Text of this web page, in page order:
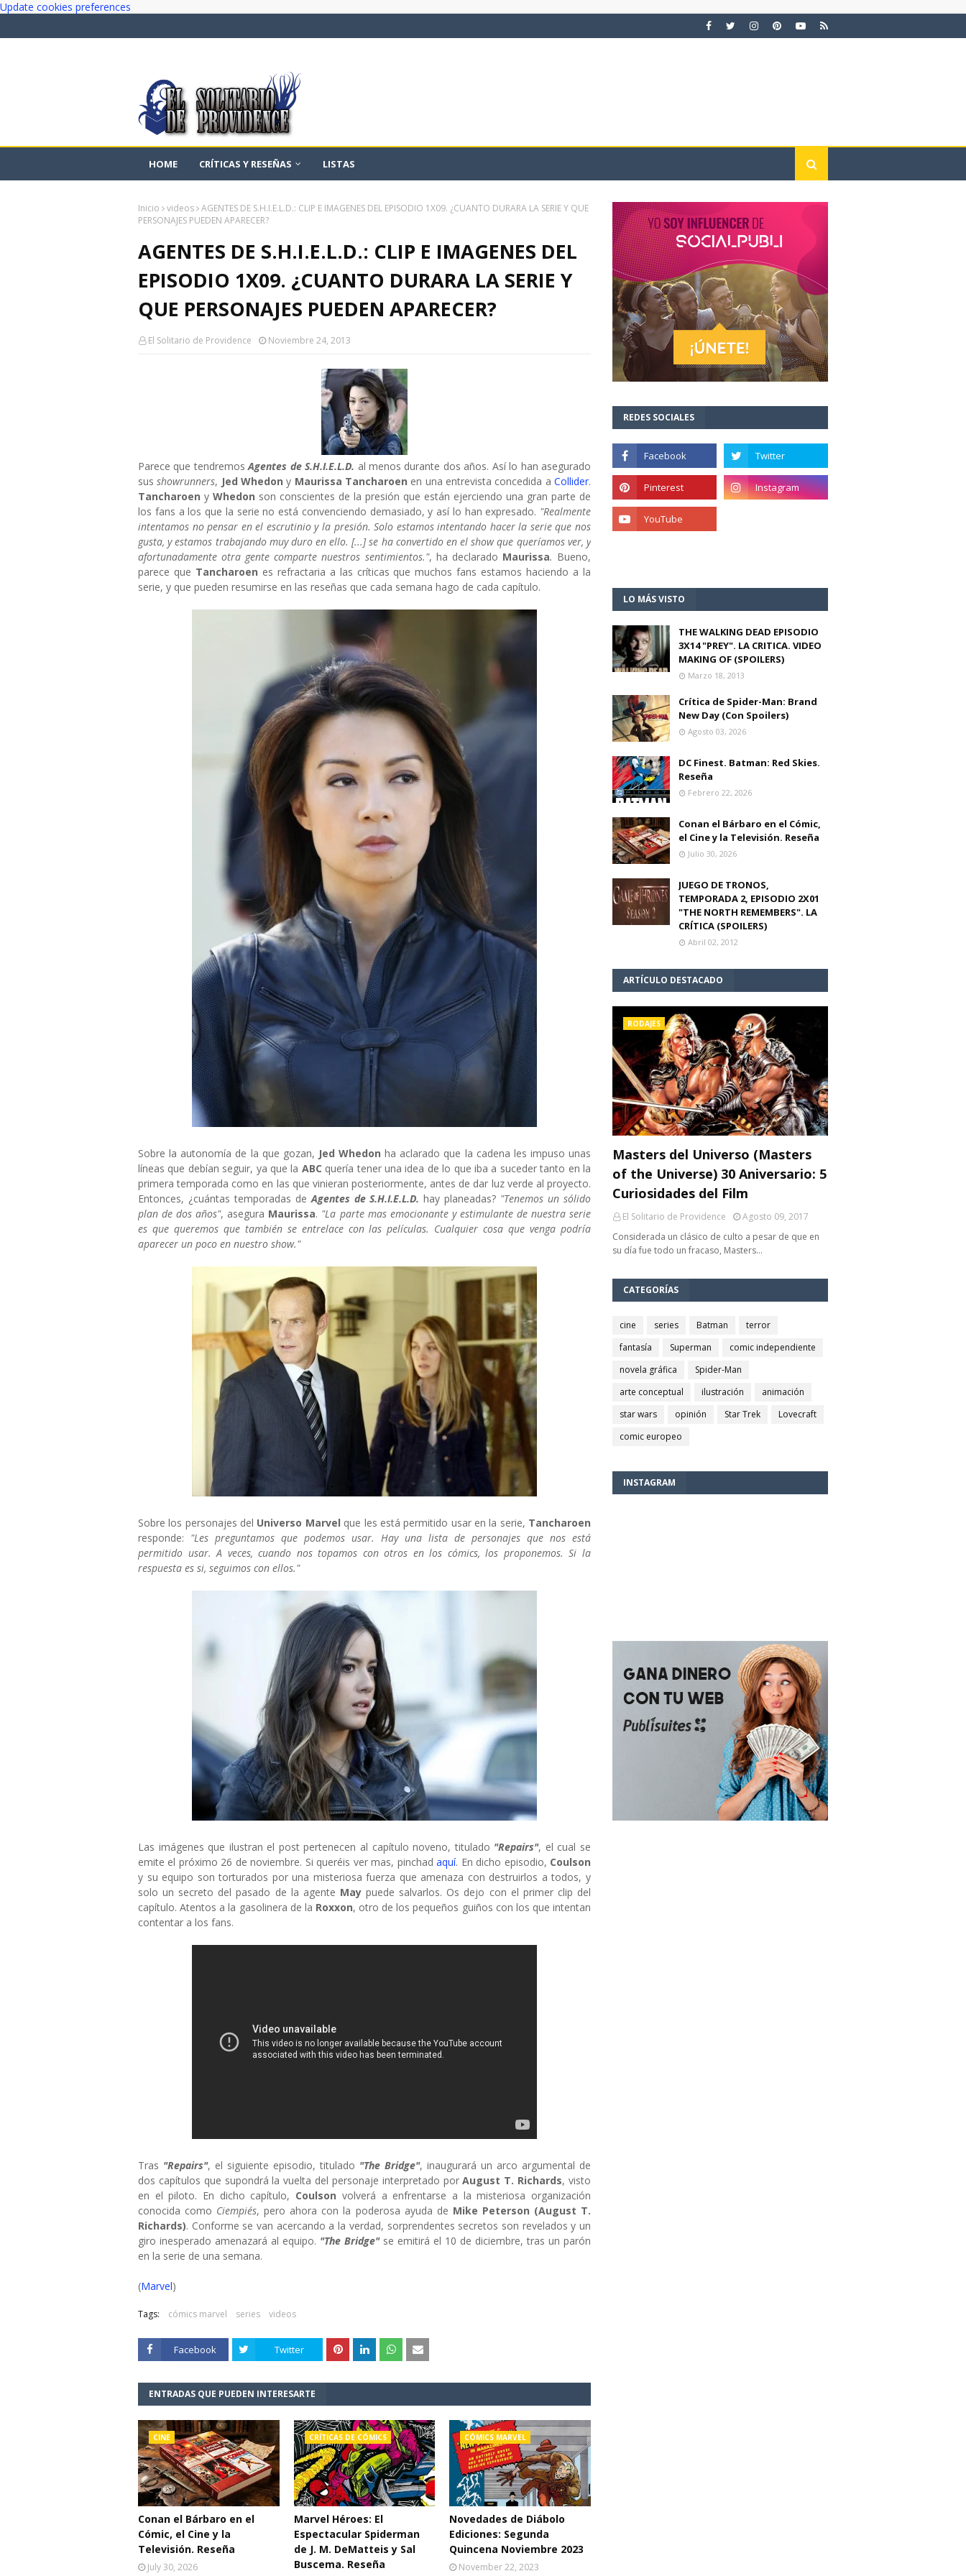
Update cookies preferences
HOME CRÍTICAS Y RESEÑAS LISTAS
Inicio videos AGENTES DE S.H.I.E.L.D.: CLIP E IMAGENES DEL EPISODIO 1X09. ¿CUANTO DURARA LA SERIE Y QUE
PERSONAJES PUEDEN APARECER?
AGENTES DE S.H.I.E.L.D.: CLIP E IMAGENES DEL
EPISODIO 1X09. ¿CUANTO DURARA LA SERIE Y
QUE PERSONAJES PUEDEN APARECER?
El Solitario de Providence Noviembre 24, 2013
Parece que tendremosAgentes de S.H.I.E.L.D. al menos durante dos años. Así lo han asegurado
susshowrunners, Jed Whedon y Maurissa Tancharoen en una entrevista concedida aCollider.
Tancharoen y Whedon son conscientes de la presión que están ejerciendo una gran parte de
los fans a los que la serie no está convenciendo demasiado, y así lo han expresado. "Realmente
intentamos no pensar en el escrutinio y la presión. Solo estamos intentando hacer la serie que nos
gusta, y estamos trabajando muy duro en ello. [...] se ha convertido en el show que queríamos ver, y
afortunadamente otra gente comparte nuestros sentimientos.", ha declarado Maurissa. Bueno,
parece que Tancharoen es refractaria a las críticas que muchos fans estamos haciendo a la
serie, y que pueden resumirse en las reseñas que cada semana hago de cada capítulo.
Sobre la autonomía de la que gozan, Jed Whedon ha aclarado que la cadena les impuso unas
líneas que debían seguir, ya que la ABC quería tener una idea de lo que iba a suceder tanto en la
primera temporada como en las que vinieran posteriormente, antes de dar luz verde al proyecto.
Entonces, ¿cuántas temporadas de Agentes de S.H.I.E.L.D. hay planeadas? "Tenemos un sólido
plan de dos años", asegura Maurissa. "La parte mas emocionante y estimulante de nuestra serie
es que queremos que también se entrelace con las películas. Cualquier cosa que venga podría
aparecer un poco en nuestro show."
Sobre los personajes del Universo Marvel que les está permitido usar en la serie, Tancharoen
responde: "Les preguntamos que podemos usar. Hay una lista de personajes que nos está
permitido usar. A veces, cuando nos topamos con otros en los cómics, los proponemos. Si la
respuesta es si, seguimos con ellos."
Las imágenes que ilustran el post pertenecen al capítulo noveno, titulado "Repairs", el cual se
emite el próximo 26 de noviembre. Si queréis ver mas, pinchadaquí. En dicho episodio, Coulson
y su equipo son torturados por una misteriosa fuerza que amenaza con destruirlos a todos, y
solo un secreto del pasado de la agente Maypuede salvarlos. Os dejo con el primer clip del
capítulo. Atentos a la gasolinera de la Roxxon, otro de los pequeños guiños con los que intentan
contentar a los fans.
Tras "Repairs", el siguiente episodio, titulado "The Bridge", inaugurará un arco argumental de
dos capítulos que supondrá la vuelta del personaje interpretado porAugust T. Richards, visto
en el piloto. En dicho capítulo, Coulson volverá a enfrentarse a la misteriosa organización
conocida como Ciempiés, pero ahora con la poderosa ayuda de Mike Peterson (August T.
Richards). Conforme se van acercando a la verdad, sorprendentes secretos son revelados y un
giro inesperado amenazará al equipo. "The Bridge"se emitirá el 10 de diciembre, tras un parón
en la serie de una semana.
(Marvel)
Tags: cómics marvel series videos
Facebook Twitter
ENTRADAS QUE PUEDEN INTERESARTE
CINE
Conan el Bárbaro en el
Cómic, el Cine y la
Televisión. Reseña
July 30, 2026
CRÍTICAS DE CÓMICS
Marvel Héroes: El
Espectacular Spiderman
de J. M. DeMatteis y Sal
Buscema. Reseña
CÓMICS MARVEL
Novedades de Diábolo
Ediciones: Segunda
Quincena Noviembre 2023
November 22, 2023
REDES SOCIALES
LO MÁS VISTO
THE WALKING DEAD EPISODIO
3X14 "PREY". LA CRITICA. VIDEO
MAKING OF (SPOILERS)
Marzo 18, 2013
Crítica de Spider-Man: Brand
New Day (Con Spoilers)
Agosto 03, 2026
DC Finest. Batman: Red Skies.
Reseña
Febrero 22, 2026
Conan el Bárbaro en el Cómic,
el Cine y la Televisión. Reseña
Julio 30, 2026
JUEGO DE TRONOS,
TEMPORADA 2, EPISODIO 2X01
"THE NORTH REMEMBERS". LA
CRÍTICA (SPOILERS)
Abril 02, 2012
ARTÍCULO DESTACADO
RODAJES
Masters del Universo (Masters
of the Universe) 30 Aniversario: 5
Curiosidades del Film
El Solitario de Providence
Agosto 09, 2017
Considerada un clásico de culto a pesar de que en
su día fue todo un fracaso, Masters…
CATEGORÍAS
cine series Batman
terror
fantasía
Superman
comic independiente
novela gráfica
Spider-Man
arte conceptual
ilustración
animación
star wars
opinión Star Trek
Lovecraft
comic europeo
INSTAGRAM